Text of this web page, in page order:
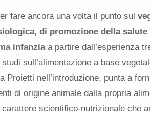
fare ancora una volta il punto sul
di promozione della
infanziaa partire dall’esperienza
sull’alimentazione a base
Proietti nell’introduzione, punta a
di origine animale dalla propria
scientifico-nutrizionale che